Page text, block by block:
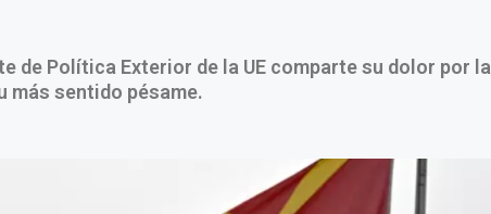
de Política Exterior de la UE comparte su dolor por la
más sentido pésame.